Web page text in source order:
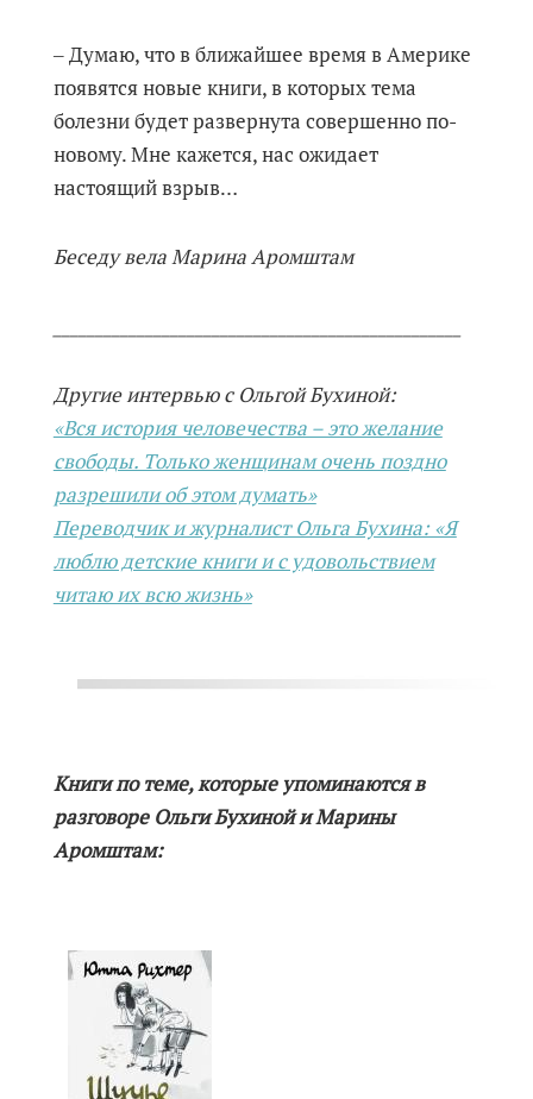
‒ Думаю, что в ближайшее время в Америке
появятся новые книги, в которых тема
болезни будет развернута совершенно по-
новому. Мне кажется, нас ожидает
настоящий взрыв…
Беседу вела Марина Аромштам
Другие интервью с Ольгой Бухиной:
«Вся история человечества – это желание
свободы. Только женщинам очень поздно
разрешили об этом думать»
Переводчик и журналист Ольга Бухина: «Я
люблю детские книги и с удовольствием
читаю их всю жизнь»
Книги по теме, которые упоминаются в
разговоре Ольги Бухиной и Марины
Аромштам: